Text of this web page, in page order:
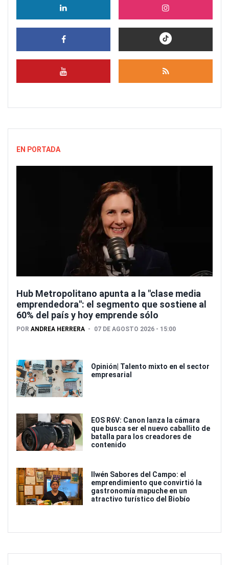
EN PORTADA
Hub Metropolitano apunta a la "clase media
emprendedora": el segmento que sostiene al
60% del país y hoy emprende sólo
POR ANDREA HERRERA 07 DE AGOSTO 2026 - 15:00
Opinión| Talento mixto en el sector
empresarial
EOS R6V: Canon lanza la cámara
que busca ser el nuevo caballito de
batalla para los creadores de
contenido
Ilwén Sabores del Campo: el
emprendimiento que convirtió la
gastronomía mapuche en un
atractivo turístico del Biobío